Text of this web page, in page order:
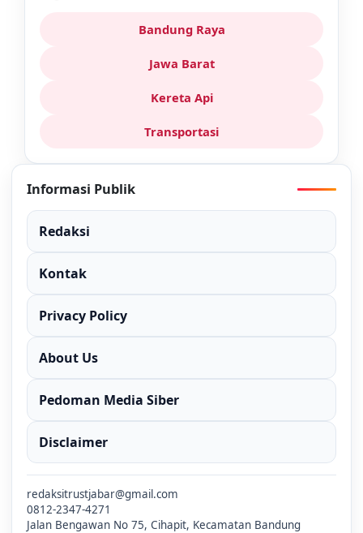
Bandung Raya
Jawa Barat
Kereta Api
Transportasi
Informasi Publik
Redaksi
Kontak
Privacy Policy
About Us
Pedoman Media Siber
Disclaimer
redaksitrustjabar@gmail.com
0812-2347-4271
Jalan Bengawan No 75, Cihapit, Kecamatan Bandung